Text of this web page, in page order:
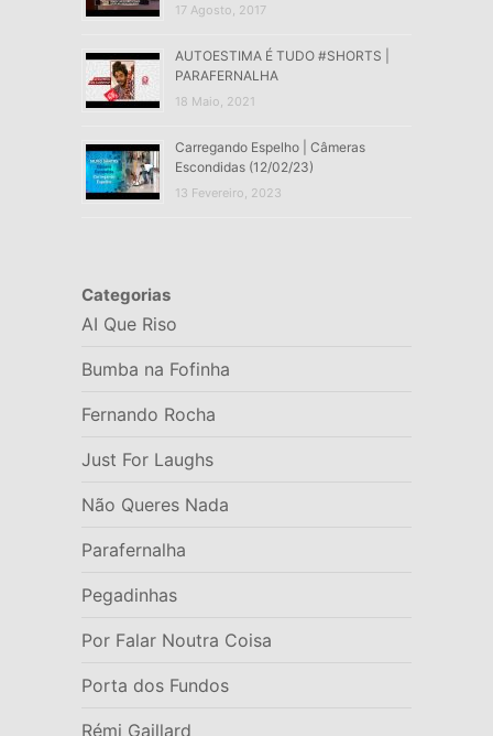
17 Agosto, 2017
AUTOESTIMA É TUDO #SHORTS |
PARAFERNALHA
18 Maio, 2021
Carregando Espelho | Câmeras
Escondidas (12/02/23)
13 Fevereiro, 2023
Categorias
AI Que Riso
Bumba na Fofinha
Fernando Rocha
Just For Laughs
Não Queres Nada
Parafernalha
Pegadinhas
Por Falar Noutra Coisa
Porta dos Fundos
Rémi Gaillard